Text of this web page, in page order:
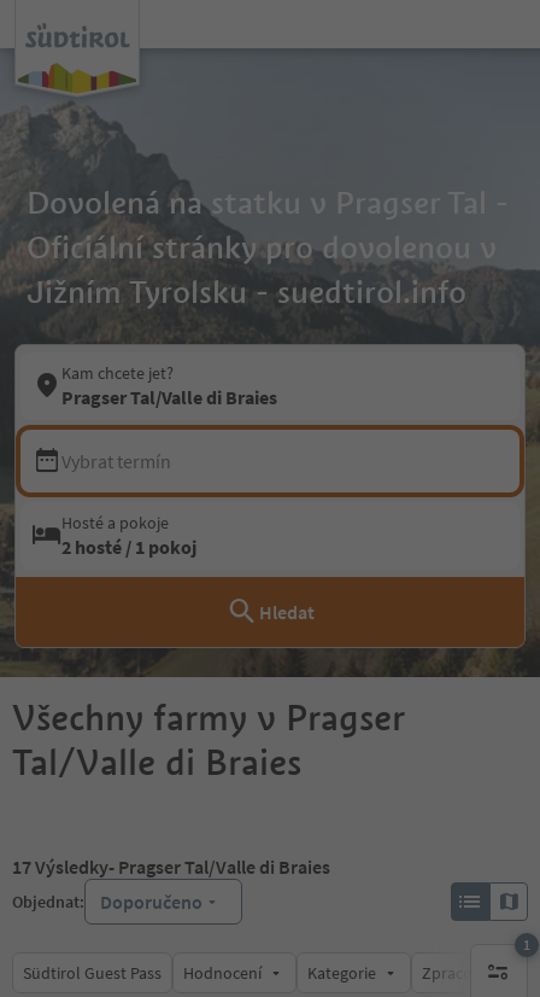
Dovolená na statku v Pragser Tal -
Oficiální stránky pro dovolenou v
Jižním Tyrolsku - suedtirol.info
Kam chcete jet?
Pragser Tal/Valle di Braies
Vybrat termín
Hosté a pokoje
2 hosté / 1 pokoj
Hledat
Všechny farmy v Pragser
Tal/Valle di Braies
17Výsledky- Pragser Tal/Valle di Braies
Objednat: Doporučeno
Südtirol Guest Pass Hodnocení Kategorie Zpracovává
1
1